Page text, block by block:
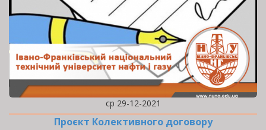
ср 29-12-2021
Проєкт Колективного договору